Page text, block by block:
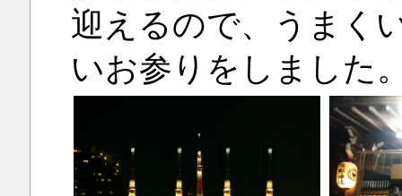
迎えるので、うまく
いお参りをしました